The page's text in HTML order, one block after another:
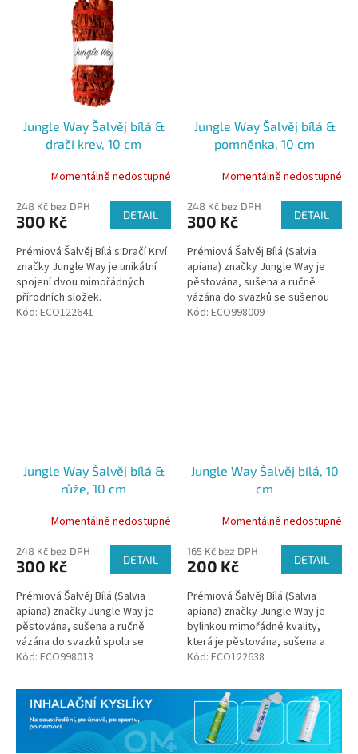
Jungle Way Šalvěj bílá &
dračí krev, 10 cm
Momentálně nedostupné
248 Kč bez DPH
300 Kč DETAIL
Prémiová Šalvěj Bílá s Dračí Krví
značky Jungle Way je unikátní
spojení dvou mimořádných
přírodních složek.
Kód: ECO122641
Jungle Way Šalvěj bílá &
pomněnka, 10 cm
Momentálně nedostupné
248 Kč bez DPH
300 Kč DETAIL
Prémiová Šalvěj Bílá (Salvia
apiana) značky Jungle Way je
pěstována, sušena a ručně
vázána do svazků se sušenou
pomněnkou na západním
pobřeží USA, v Kalifornii.
Kód: ECO998009
Jungle Way Šalvěj bílá &
růže, 10 cm
Momentálně nedostupné
248 Kč bez DPH
300 Kč DETAIL
Prémiová Šalvěj Bílá (Salvia
apiana) značky Jungle Way je
pěstována, sušena a ručně
vázána do svazků spolu se
sušenými květy růže na
Kalifornii.
Kód: ECO998013
Jungle Way Šalvěj bílá, 10
cm
Momentálně nedostupné
165 Kč bez DPH
200 Kč DETAIL
Prémiová Šalvěj Bílá (Salvia
apiana) značky Jungle Way je
bylinkou mimořádné kvality,
která je pěstována, sušena a
ručně vázána do praktických
Kód: ECO122638